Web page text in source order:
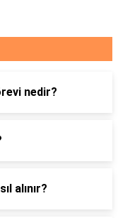
nedir?
alınır?